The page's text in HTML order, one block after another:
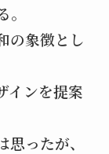
の象徴とし
インを提案
ったが、